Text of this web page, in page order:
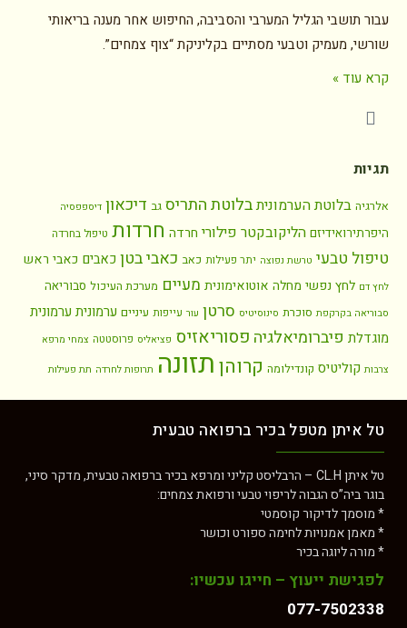
עבור תושבי הגליל המערבי והסביבה, החיפוש אחר מענה בריאותי
שורשי, מעמיק וטבעי מסתיים בקליניקת “צוף צמחים”.
קרא עוד »
תגיות
אלרגיה בלוטת הערמוניתבלוטת התריס גב דיכאון דיספפסיה
היפרתירואידיזם הליקובקטר פילורי חרדה חרדות טיפול בחרדה
טיפול טבעי טרשת נפוצה יתר פעילות כאב כאבי בטן כאבים כאבי ראש
לחץ דם לחץ נפשי מחלה אוטואימונית מעיים מערכת העיכול סבוריאה
סבוריאה בקרקפת סוכרת סינוסיטיס סרטן עור עייפות עיניים ערמונית ערמונית
מוגדלת פיברומיאלגיה פסוריאזיס פציאליס פרוסטטה צמחי מרפא
צרבות קוליטיס קונדילומה קרוהןתזונה תרופות לחרדה תת פעילות
טל איתן מטפל בכיר ברפואה טבעית
טל איתן CL.H – הרבליסט קליני ומרפא בכיר ברפואה טבעית, מדקר סיני,
בוגר ביה”ס הגבוה לריפוי טבעי ורפואת צמחים:
* מוסמך לדיקור קוסמטי
* מאמן אמנויות לחימה ספורט וכושר
* מורה ליוגה בכיר
לפגישת ייעוץ – חייגו עכשיו:
077-7502338